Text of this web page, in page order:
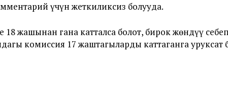
үчүн жеткиликсиз болууда.
жашынан гана катталса болот, бирок жөндүү
комиссия 17 жаштагыларды каттаганга уруксат